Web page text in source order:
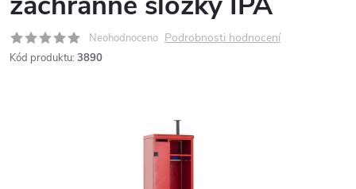
Neohodnoceno Podrobnosti hodnocení
Kód produktu: 3890